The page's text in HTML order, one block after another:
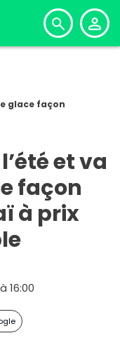
glace façon
et va
façon
à prix
16:00